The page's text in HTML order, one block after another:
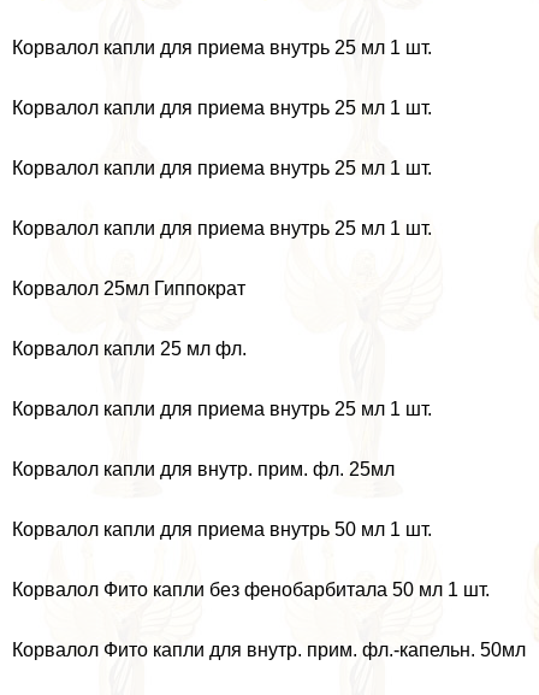
Корвалол капли для приема внутрь 25 мл 1 шт.
Корвалол капли для приема внутрь 25 мл 1 шт.
Корвалол капли для приема внутрь 25 мл 1 шт.
Корвалол капли для приема внутрь 25 мл 1 шт.
Корвалол 25мл Гиппократ
Корвалол капли 25 мл фл.
Корвалол капли для приема внутрь 25 мл 1 шт.
Корвалол капли для внутр. прим. фл. 25мл
Корвалол капли для приема внутрь 50 мл 1 шт.
Корвалол Фито капли без фенобарбитала 50 мл 1 шт.
Корвалол Фито капли для внутр. прим. фл.-капельн. 50мл